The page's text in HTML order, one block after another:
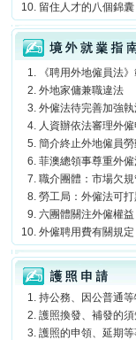
留住人才的八個錦囊
境外就業指南
《聘用外地僱員法
外地家傭兼職違法
外僱法待完善加強
人資辦依法審理外
簡介終止外地僱員
菲澳總領事尊重外
職介團體：市場欠
勞工局：外僱法可
六團體關注外僱權益
外僱聘用費有關規定
護照申請
持公務、因公普通
護照換發、補發的須
護照的申領、延期等